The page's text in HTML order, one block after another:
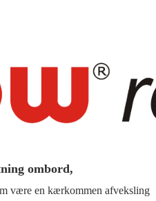
ombord,
være en kærkommen afveksling